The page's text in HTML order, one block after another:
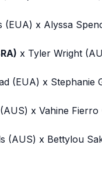
(EUA) x Alyssa
x Tyler Wright
(EUA) x Stephanie
x Vahine Fierro
(AUS) x Bettylou